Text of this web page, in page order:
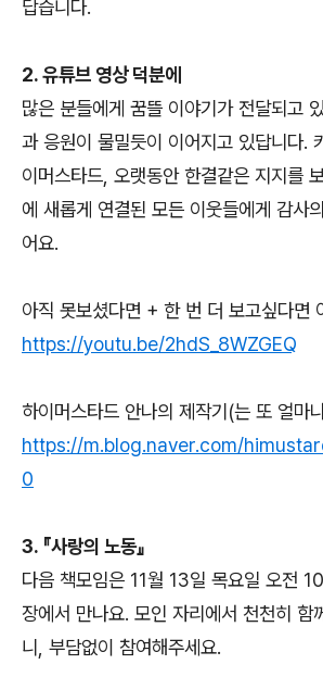
답습니다.
2. 유튜브 영상 덕분에
많은 분들에게 꿈뜰 이야기가 전달되고
과 응원이 물밀듯이 이어지고 있답니다.
이머스타드, 오랫동안 한결같은 지지를
에 새롭게 연결된 모든 이웃들에게 감사
어요.
아직 못보셨다면 + 한 번 더 보고싶다면
https://youtu.be/2hdS_8WZGEQ
하이머스타드 안나의 제작기(는 또 얼마
https://m.blog.naver.com/
0
3. 『사랑의 노동』
다음 책모임은 11월 13일 목요일 오전
장에서 만나요. 모인 자리에서 천천히 함
니, 부담없이 참여해주세요.